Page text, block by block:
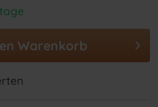
Warenkorb